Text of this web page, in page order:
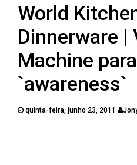
CONSULTORIA
ASSUNTOS
PUBLICAÇÕES
World
Dinnerware |
Machine
`awareness`
quinta-feira, junho 23, 2011